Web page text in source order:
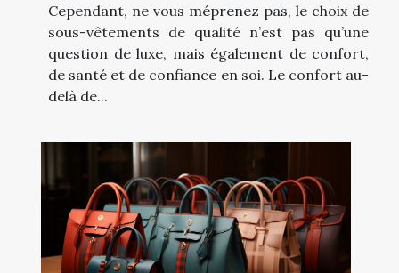
Cependant, ne vous méprenez pas, le choix de
sous-vêtements de qualité n’est pas qu’une
question de luxe, mais également de confort,
de santé et de confiance en soi. Le confort au-
delà de...